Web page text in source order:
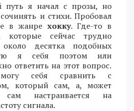
путь я начал с прозы, но
и стихи. Пробовал
в жанре хокку. Где-то в
которые сейчас трудно
десятка подобных
я себя поэтом или
ответить на этот вопрос.
себя сравнить с
который сам, а, может
настраивается на
сигнала.